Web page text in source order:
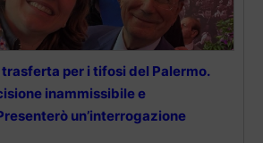
per i tifosi del Palermo.
inammissibile e
un’interrogazione